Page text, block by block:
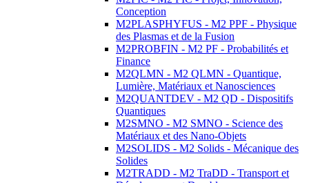
Conception
M2PLASPHYFUS - M2 PPF - Physique
des Plasmas et de la Fusion
M2PROBFIN - M2 PF - Probabilités et
Finance
M2QLMN - M2 QLMN - Quantique,
Lumière, Matériaux et Nanosciences
M2QUANTDEV - M2 QD - Dispositifs
Quantiques
M2SMNO - M2 SMNO - Science des
Matériaux et des Nano-Objets
M2SOLIDS - M2 Solids - Mécanique des
Solides
M2TRADD - M2 TraDD - Transport et